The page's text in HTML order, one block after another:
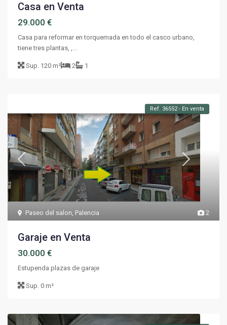
Casa en Venta
29.000 €
Casa para reformar en torquemada en todo el casco urbano,
tiene tres plantas, ,...
Sup. 120 m² 2 1
2
Paseo del salon, Palencia
Ref. 36552 - En venta
Garaje en Venta
30.000 €
Estupenda plazas de garaje
Sup.0 m²